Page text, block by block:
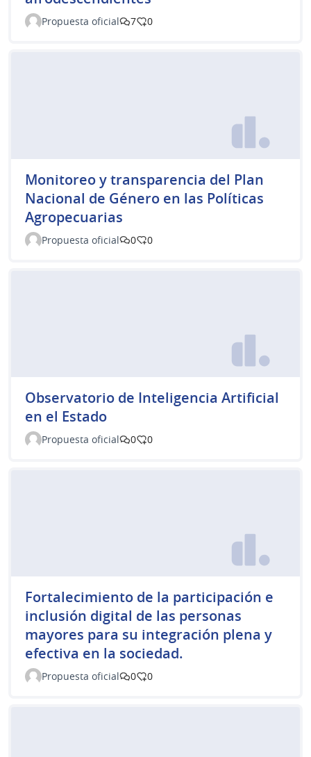
Propuesta oficial 7 0
Monitoreo y transparencia del Plan
Nacional de Género en las Políticas
Agropecuarias
Propuesta oficial 0 0
Observatorio de Inteligencia Artificial
en el Estado
Propuesta oficial 0 0
Fortalecimiento de la participación e
inclusión digital de las personas
mayores para su integración plena y
efectiva en la sociedad.
Propuesta oficial 0 0